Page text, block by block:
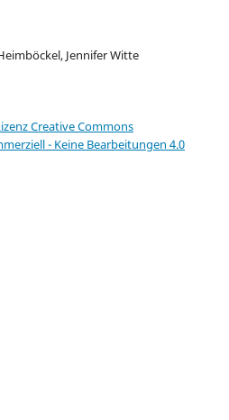
Jennifer Witte
Creative Commons
- Keine Bearbeitungen 4.0